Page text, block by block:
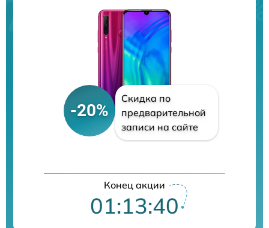
-20%
Скидка по
предварительной
записи на сайте
Конец акции
01:13:39